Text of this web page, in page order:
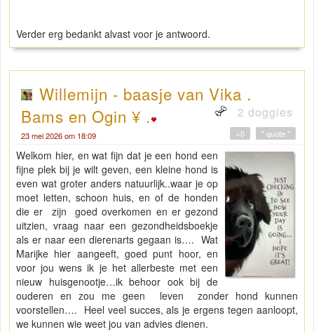
Verder erg bedankt alvast voor je antwoord.
Willemijn - baasje van Vika .
Bams en Ogin ¥ .
2 doggies
23 mei 2026 om 18:09 " quote "
+0
Welkom hier, en wat fijn dat je een hond een
fijne plek bij je wilt geven, een kleine hond is
even wat groter anders natuurlijk..waar je op
moet letten, schoon huis, en of de honden
die er zijn goed overkomen en er gezond
uitzien, vraag naar een gezondheidsboekje
als er naar een dierenarts gegaan is…. Wat
Marijke hier aangeeft, goed punt hoor, en
voor jou wens ik je het allerbeste met een
nieuw huisgenootje…ik behoor ook bij de
ouderen en zou me geen leven zonder hond kunnen
voorstellen…. Heel veel succes, als je ergens tegen aanloopt,
we kunnen wie weet jou van advies dienen.